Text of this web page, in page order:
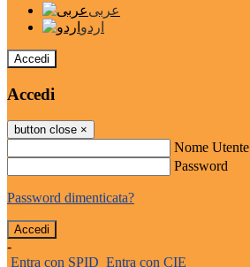
عربى
اردو
Accedi
Accedi
button close ×
Nome Utente
Password
Password dimenticata?
-
Entra con SPID Entra con CIE